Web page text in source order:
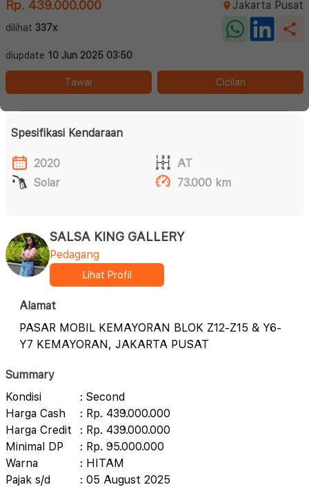
Rp. 439.000.000
Jakarta Pusat
dilihat 337x
diupdate 10 Jun 2025 03:50
Tawar Cicilan
Spesifikasi Kendaraan
2020
AT
Solar
73.000 km
SALSA KING GALLERY
Pedagang
Lihat Profil
Alamat
PASAR MOBIL KEMAYORAN BLOK Z12-Z15 & Y6-
Y7 KEMAYORAN, JAKARTA PUSAT
Summary
Kondisi
: Second
Harga Cash
: Rp. 439.000.000
Harga Credit
: Rp. 439.000.000
Minimal DP
: Rp. 95.000.000
Warna
: HITAM
Pajak s/d
: 05 August 2025